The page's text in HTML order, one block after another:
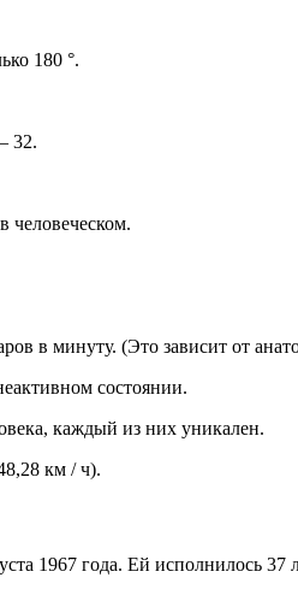
180 °.
32.
человеческом.
в минуту. (Это зависит от
состоянии.
каждый из них уникален.
км / ч).
1967 года. Ей исполнилось